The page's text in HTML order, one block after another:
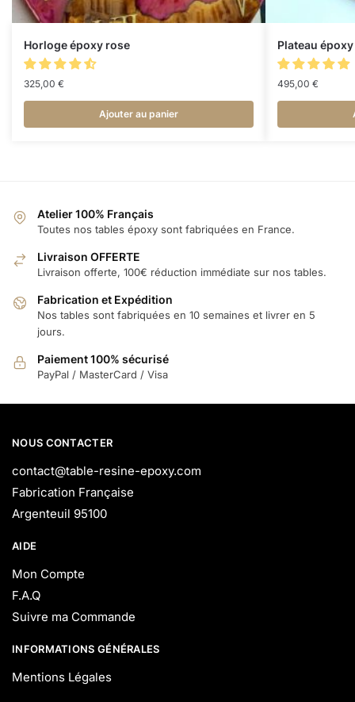
Horloge époxy rose
325,00 €
Ajouter au panier
Plateau
495,00 €
Atelier 100% Français
Toutes nos tables époxy sont fabriquées en France.
Livraison OFFERTE
Livraison offerte, 100€ réduction immédiate sur nos tables.
Fabrication et Expédition
Nos tables sont fabriquées en 10 semaines et livrer en 5
jours.
Paiement 100% sécurisé
PayPal / MasterCard / Visa
NOUS CONTACTER
contact@table-resine-epoxy.com
Fabrication Française
Argenteuil 95100
AIDE
Mon Compte
F.A.Q
Suivre ma Commande
INFORMATIONS GÉNÉRALES
Mentions Légales